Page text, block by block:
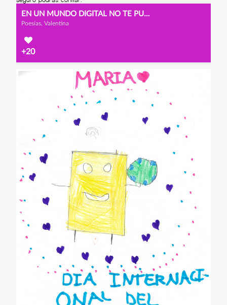
EN UN MUNDO DIGITAL NO TE PUEDES CONFIAR.
Poesías, Valentina
+20